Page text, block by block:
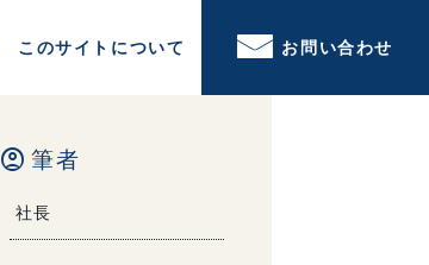
このサイトについて お問い合わせ
account_circle 筆者
社長